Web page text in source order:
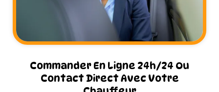
Commander En Ligne 24h/24 Ou
Contact Direct Avec Votre